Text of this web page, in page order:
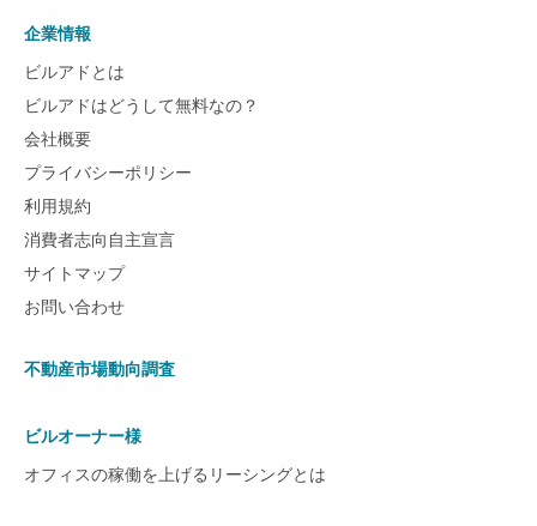
企業情報
ビルアドとは
ビルアドはどうして無料なの？
会社概要
プライバシーポリシー
利用規約
消費者志向自主宣言
サイトマップ
お問い合わせ
不動産市場動向調査
ビルオーナー様
オフィスの稼働を上げるリーシングとは